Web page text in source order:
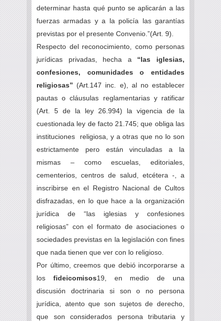
determinar hasta qué punto se aplicarán a las
fuerzas armadas y a la policía las garantías
previstas por el presente Convenio.”(Art. 9).
Respecto del reconocimiento, como personas
jurídicas privadas, hecha a “las iglesias,
confesiones, comunidades o entidades
religiosas” (Art.147 inc. e), al no establecer
pautas o cláusulas reglamentarias y ratificar
(Art. 5 de la ley 26.994) la vigencia de la
cuestionada ley de facto 21.745; que obliga las
instituciones religiosa, y a otras que no lo son
estrictamente pero están vinculadas a la
mismas – como escuelas, editoriales,
cementerios, centros de salud, etcétera -, a
inscribirse en el Registro Nacional de Cultos
disfrazadas, en lo que hace a la organización
jurídica de “las iglesias y confesiones
religiosas” con el formato de asociaciones o
sociedades previstas en la legislación con fines
que nada tienen que ver con lo religioso.
Por último, creemos que debió incorporarse a
los fideicomisos19, en medio de una
discusión doctrinaria si son o no persona
jurídica, atento que son sujetos de derecho,
que son considerados persona tributaria y